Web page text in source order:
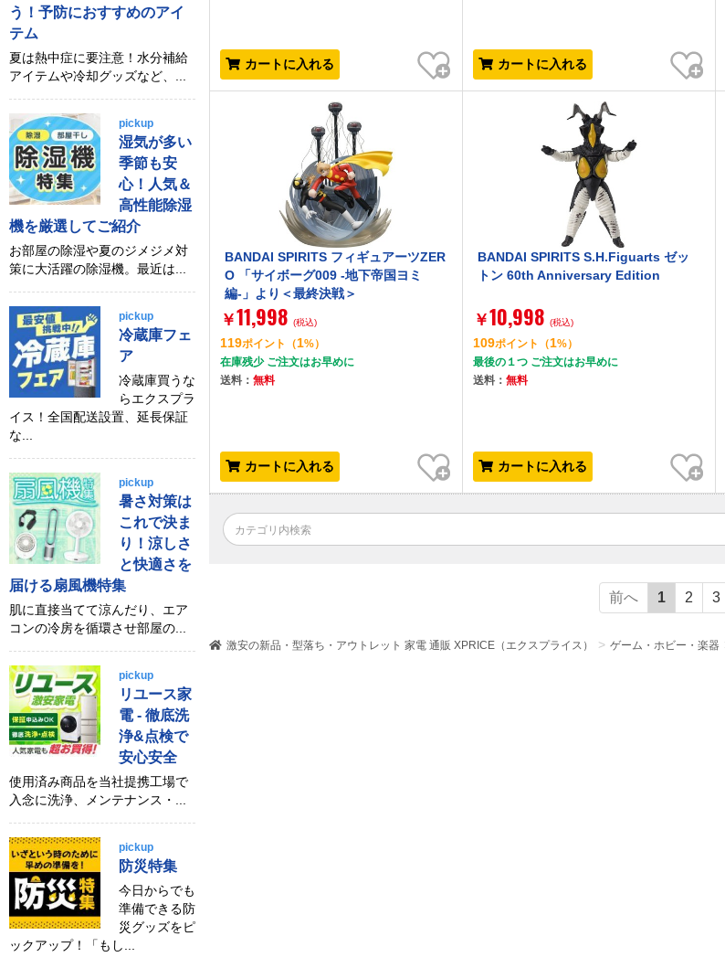
激安の新品・型落ち・アウトレット 家電 通販 XPRICE（エクスプライス） ゲーム・ホビー・楽器
カートに入れる
お気に入り
カートに入れる
お気に入り
BANDAI SPIRITS フィギュアーツZER
O 「サイボーグ009 -地下帝国ヨミ
編-」より＜最終決戦＞
￥11,998 (税込)
119ポイント （1%）
在庫残少 ご注文はお早めに
送料：無料
カートに入れる
お気に入り
BANDAI SPIRITS S.H.Figuarts ゼッ
トン 60th Anniversary Edition
￥10,998 (税込)
109ポイント （1%）
最後の１つ ご注文はお早めに
送料： 無料
カートに入れる
お気に入り
前へ 1 2 3
う！予防におすすめのアイ
テム
夏は熱中症に要注意！水分補給
アイテムや冷却グッズなど、...
pickup
湿気が多い
季節も安
心！人気＆
高性能除湿
機を厳選してご紹介
お部屋の除湿や夏のジメジメ対
策に大活躍の除湿機。最近は...
pickup
冷蔵庫フェ
ア
冷蔵庫買うな
らエクスプラ
イス！全国配送設置、延長保証
な...
pickup
暑さ対策は
これで決ま
り！涼しさ
と快適さを
届ける扇風機特集
肌に直接当てて涼んだり、エア
コンの冷房を循環させ部屋の...
pickup
リユース家
電 - 徹底洗
浄&点検で
安心安全
使用済み商品を当社提携工場で
入念に洗浄、メンテナンス・...
pickup
防災特集
今日からでも
準備できる防
災グッズをピ
ックアップ！「もし...